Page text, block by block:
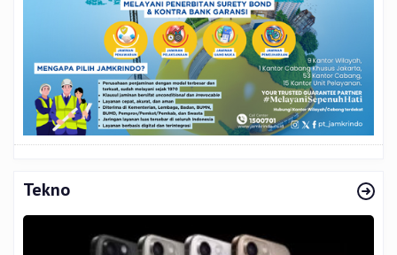
Tekno